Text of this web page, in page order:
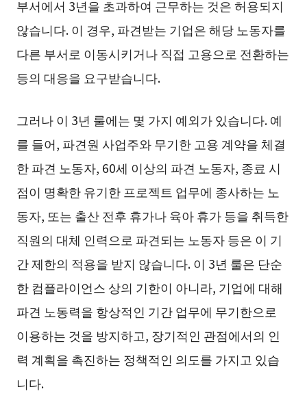
부서에서 3년을 초과하여 근무하는 것은 허용되지
않습니다. 이 경우, 파견받는 기업은 해당 노동자를
다른 부서로 이동시키거나 직접 고용으로 전환하는
등의 대응을 요구받습니다.
그러나 이 3년 룰에는 몇 가지 예외가 있습니다. 예
를 들어, 파견원 사업주와 무기한 고용 계약을 체결
한 파견 노동자, 60세 이상의 파견 노동자, 종료 시
점이 명확한 유기한 프로젝트 업무에 종사하는 노
동자, 또는 출산 전후 휴가나 육아 휴가 등을 취득한
직원의 대체 인력으로 파견되는 노동자 등은 이 기
간 제한의 적용을 받지 않습니다. 이 3년 룰은 단순
한 컴플라이언스 상의 기한이 아니라, 기업에 대해
파견 노동력을 항상적인 기간 업무에 무기한으로
이용하는 것을 방지하고, 장기적인 관점에서의 인
력 계획을 촉진하는 정책적인 의도를 가지고 있습
니다.